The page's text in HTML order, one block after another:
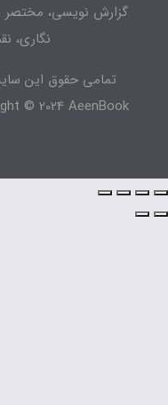
نویسی، مختصر مفید،
نگاری، نقد
تمامی حقوق این سایت
Copyright © 2024 AeenBook